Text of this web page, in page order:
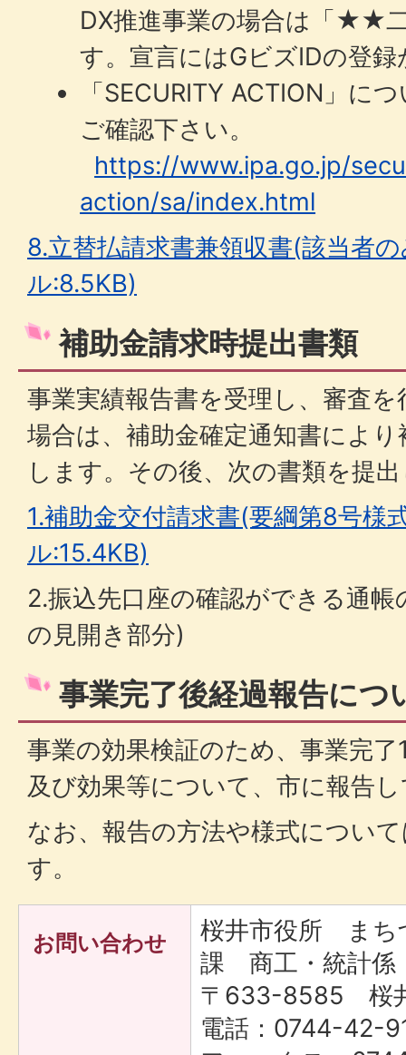
DX推進事業の場合は「★★
す。宣言にはGビズIDの登
「SECURITY ACTION」に
ご確認下さい。
https://www.ipa.go.jp/
action/sa/index.html
8.立替払請求書兼領収書(該当者
ル:8.5KB)
補助金請求時提出書類
事業実績報告書を受理し、審査
場合は、補助金確定通知書によ
します。その後、次の書類を提
1.補助金交付請求書(要綱第8号様
ル:15.4KB)
2.振込先口座の確認ができる通
の見開き部分)
事業完了後経過報告につ
事業の効果検証のため、事業完
及び効果等について、市に報告
なお、報告の方法や様式につい
す。
お問い合わせ
桜井市役所 ま
課 商工・統計係
〒633-8585 桜
電話：0744-42-